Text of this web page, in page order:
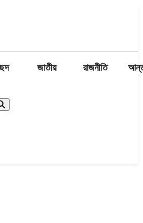
জাতীয় রাজনীতি